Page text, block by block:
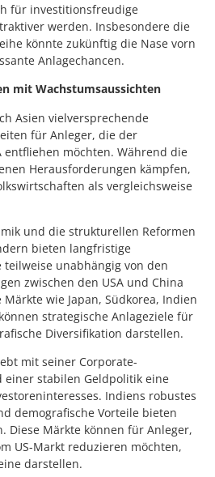
für investitionsfreudige
werden. Insbesondere die
könnte zukünftig die Nase vorn
Anlagechancen.
mit Wachstumsaussichten
Asien vielversprechende
für Anleger, die der
entfliehen möchten. Während die
Herausforderungen kämpfen,
als vergleichsweise
und die strukturellen Reformen
bieten langfristige
teilweise unabhängig von den
zwischen den USA und China
wie Japan, Südkorea, Indien
strategische Anlageziele für
Diversifikation darstellen.
mit seiner Corporate-
einer stabilen Geldpolitik eine
Indiens robustes
demografische Vorteile bieten
Diese Märkte können für Anleger,
US-Markt reduzieren möchten,
darstellen.